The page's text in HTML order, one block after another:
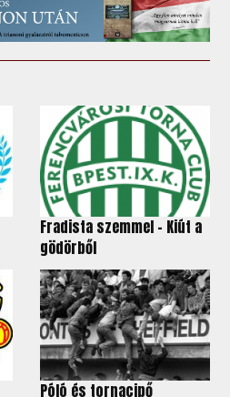
Fradista szemmel – Kiút a
gödörből
Póló és tornacipő